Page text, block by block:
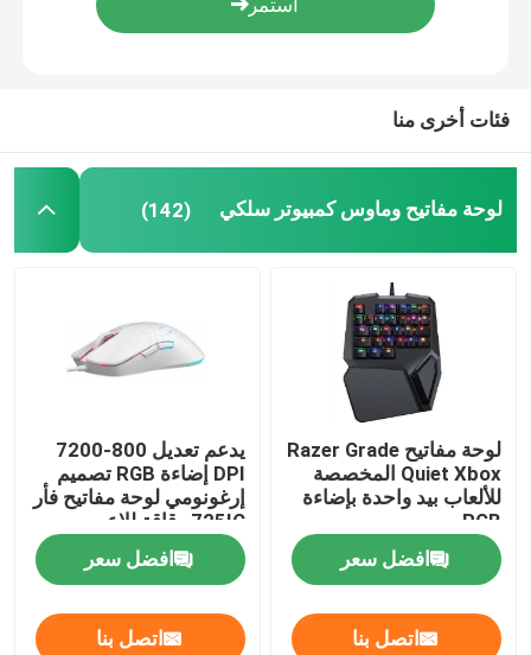
اتصل بنا
القضايا
اطلب اقتباس
لوحة مفاتيح وماوس كمبيوتر سلكي
فئات أخرى منا
لوحة مفاتيح وماوس كمبيوتر سلكي (142)
لوحة مفاتيح Razer Grade
Quiet Xbox المخصصة
للألعاب بيد واحدة بإضاءة
RGB
افضل سعر
اتصل بنا
يدعم تعديل 800-7200
DPI إضاءة RGB تصميم
إرغونومي لوحة مفاتيح فأر
725IC رقاقة للاعبين
افضل سعر
اتصل بنا